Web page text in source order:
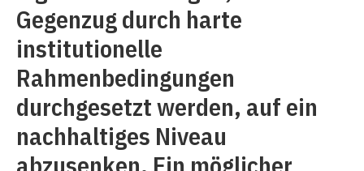
Gegenzug durch harte
institutionelle
Rahmenbedingungen
durchgesetzt werden, auf ein
nachhaltiges Niveau